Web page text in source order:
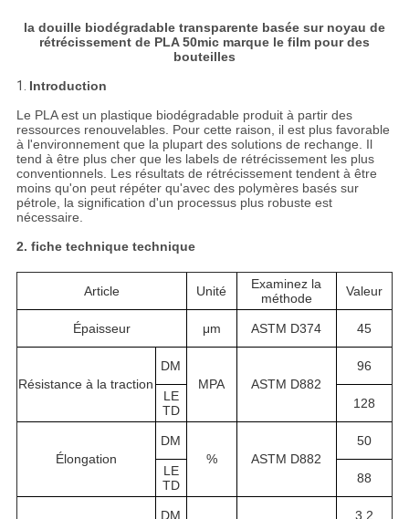
la douille biodégradable transparente basée sur noyau de
rétrécissement de PLA 50mic marque le film pour des
bouteilles
1. Introduction
Le PLA est un plastique biodégradable produit à partir des
ressources renouvelables. Pour cette raison, il est plus favorable
à l'environnement que la plupart des solutions de rechange. Il
tend à être plus cher que les labels de rétrécissement les plus
conventionnels. Les résultats de rétrécissement tendent à être
moins qu'on peut répéter qu'avec des polymères basés sur
pétrole, la signification d'un processus plus robuste est
nécessaire.
2. fiche technique technique
Article Unité
Examinez la
méthode
Valeur
Épaisseur μm ASTM D374 45
Résistance à la traction
DM
MPA
ASTM D882
96
LE
TD
128
Élongation
DM
%
ASTM D882
50
LE
TD
88
DM 3,2